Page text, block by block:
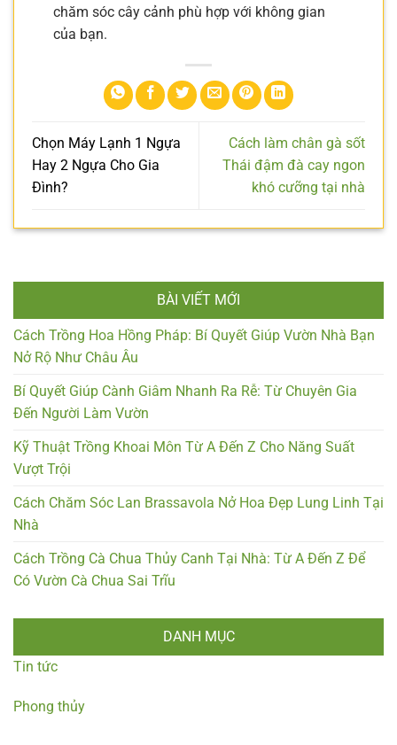
chăm sóc cây cảnh phù hợp với không gian
của bạn.
Chọn Máy Lạnh 1 Ngựa
Hay 2 Ngựa Cho Gia
Đình?
Cách làm chân gà sốt
Thái đậm đà cay ngon
khó cưỡng tại nhà
BÀI VIẾT MỚI
Cách Trồng Hoa Hồng Pháp: Bí Quyết Giúp Vườn Nhà Bạn
Nở Rộ Như Châu Âu
Bí Quyết Giúp Cành Giâm Nhanh Ra Rễ: Từ Chuyên Gia
Đến Người Làm Vườn
Kỹ Thuật Trồng Khoai Môn Từ A Đến Z Cho Năng Suất
Vượt Trội
Cách Chăm Sóc Lan Brassavola Nở Hoa Đẹp Lung Linh Tại
Nhà
Cách Trồng Cà Chua Thủy Canh Tại Nhà: Từ A Đến Z Để
Có Vườn Cà Chua Sai Trĩu
DANH MỤC
Tin tức
Phong thủy